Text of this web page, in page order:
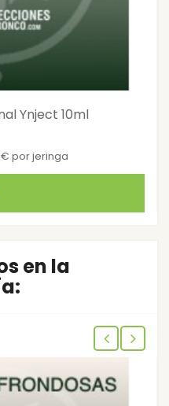
Ynject 10ml
€ por jeringa
en la